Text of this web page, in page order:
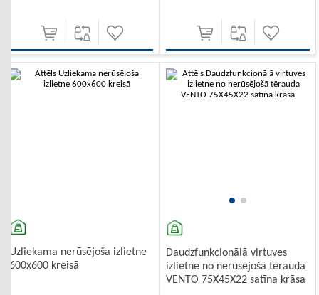
Uzliekama nerūsējoša izlietne
600x600 kreisā
Daudzfunkcionālā virtuves
izlietne no nerūsējošā tērauda
VENTO 75X45X22 satīna krāsa